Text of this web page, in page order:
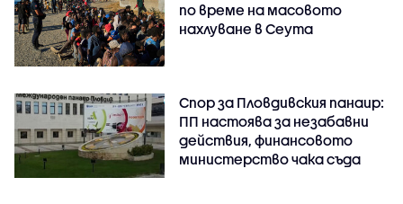
по време на масовото
нахлуване в Сеута
Спор за Пловдивския панаир:
ПП настоява за незабавни
действия, финансовото
министерство чака съда